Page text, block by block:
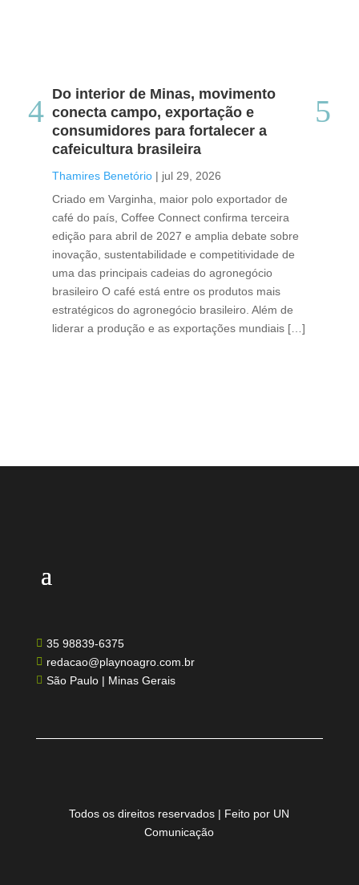
Do interior de Minas, movimento
conecta campo, exportação e
consumidores para fortalecer a
cafeicultura brasileira
Thamires Benetório | jul 29, 2026
Criado em Varginha, maior polo exportador de
café do país, Coffee Connect confirma terceira
edição para abril de 2027 e amplia debate sobre
inovação, sustentabilidade e competitividade de
uma das principais cadeias do agronegócio
brasileiro O café está entre os produtos mais
estratégicos do agronegócio brasileiro. Além de
liderar a produção e as exportações mundiais […]
 35 98839-6375
 redacao@playnoagro.com.br
 São Paulo | Minas Gerais
Todos os direitos reservados | Feito por UN
Comunicação